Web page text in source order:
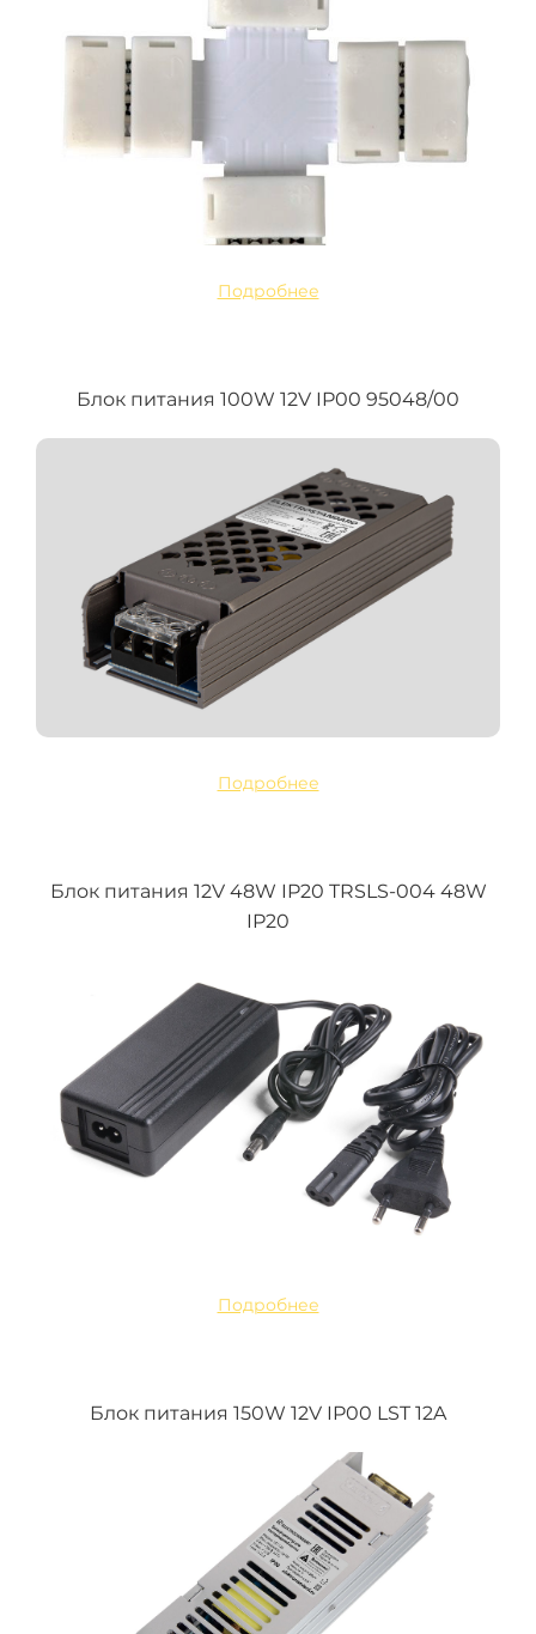
Подробнее
Блок питания 100W 12V IP00 95048/00
Подробнее
Блок питания 12V 48W IP20 TRSLS-004 48W
IP20
Подробнее
Блок питания 150W 12V IP00 LST 12A